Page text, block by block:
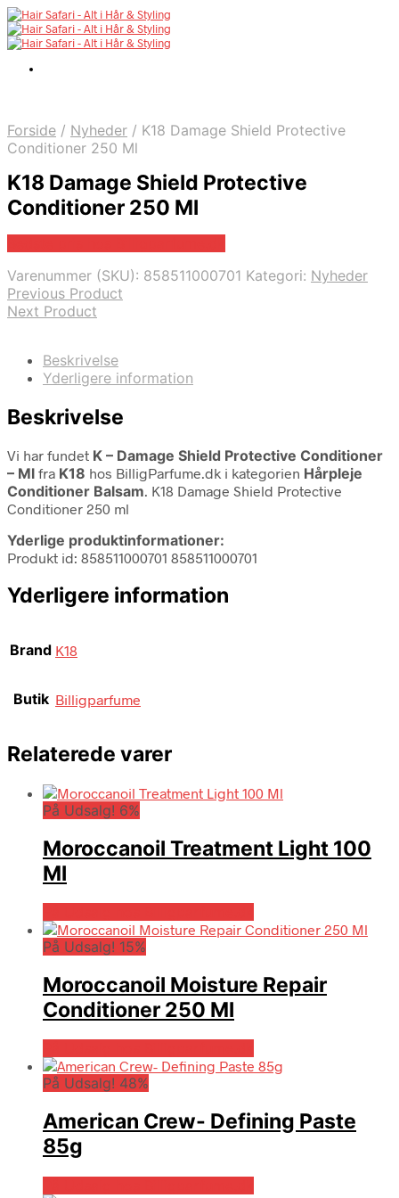
Forside / Nyheder / K18 Damage Shield Protective
Conditioner 250 Ml
K18 Damage Shield Protective
Conditioner 250 Ml
Varenummer (SKU): 858511000701 Kategori: Nyheder
Previous Product
Next Product
Beskrivelse
Yderligere information
Beskrivelse
Vi har fundet K – Damage Shield Protective Conditioner
– Ml fra K18 hos BilligParfume.dk i kategorien Hårpleje
Conditioner Balsam. K18 Damage Shield Protective
Conditioner 250 ml
Yderlige produktinformationer:
Produkt id: 858511000701 858511000701
Yderligere information
Brand K18
Butik Billigparfume
Relaterede varer
På Udsalg! 6%
Moroccanoil Treatment Light 100
Ml
På Udsalg! 15%
Moroccanoil Moisture Repair
Conditioner 250 Ml
På Udsalg! 48%
American Crew- Defining Paste
85g